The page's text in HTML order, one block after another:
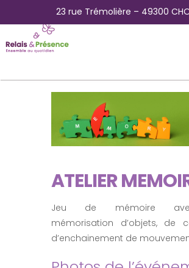
contenu
Accueil
L’Association
La Maison Papillons – Accueil de
Pour Qui ?
23 rue Trémolière – 49300
ATELIER
Jeu de mémoire
mémorisation d’objets, de
d’enchainement de